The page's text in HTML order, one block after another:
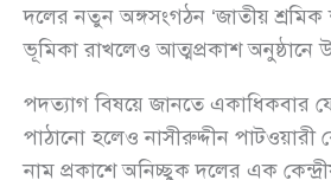
দলের নতুন অঙ্গসংগঠন ‘জাতীয় শ্রমিক
ভূমিকা রাখলেও আত্মপ্রকাশ অনুষ্ঠানে
পদত্যাগ বিষয়ে জানতে একাধিকবার
পাঠানো হলেও নাসীরুদ্দীন
নাম প্রকাশে অনিচ্ছুক দলের এক